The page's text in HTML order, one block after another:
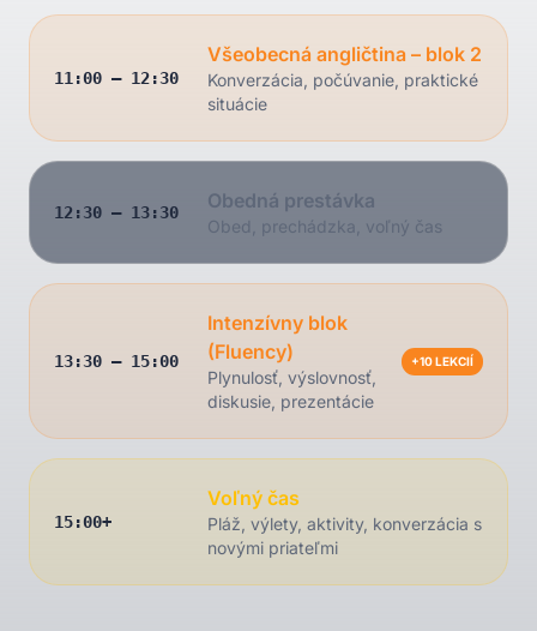
11:00 – 12:30
Všeobecná angličtina – blok 2
Konverzácia, počúvanie, praktické
situácie
12:30 – 13:30 Obedná prestávka
Obed, prechádzka, voľný čas
13:30 – 15:00
Intenzívny blok
(Fluency)
Plynulosť, výslovnosť,
diskusie, prezentácie
+10 LEKCIÍ
15:00+
Voľný čas
Pláž, výlety, aktivity, konverzácia s
novými priateľmi